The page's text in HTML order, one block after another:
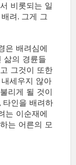
비롯되는 일
려. 그게 그
은 배려심에
삶의 경륜들
그것이 또한
세우지 않아
리게 될 것이
, 타인을 배려하
는 이순재에
는 어른의 모